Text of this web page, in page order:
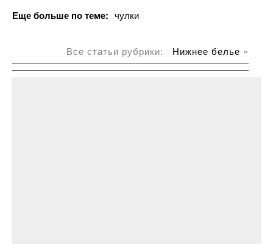
Еще больше по темe: чулки
Все статьи рубрики: Нижнее белье »